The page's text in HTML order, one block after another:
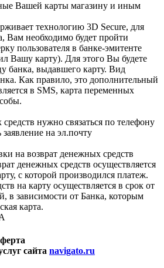
Вашей карты магазину и иным
технологию 3D Secure, для
Вам необходимо будет пройти
пользователя в банке-эмитенте
Вашу карту). Для этого Вы будете
банка, выдавшего карту. Вид
Как правило, это дополнительный
в SMS, карта переменных
нужно связаться по телефону
на эл.почту
на возврат денежных средств
денежных средств осуществляется
с которой производился платеж.
на карту осуществляется в срок от
в зависимости от Банка, которым
карта.
сайта navigato.ru